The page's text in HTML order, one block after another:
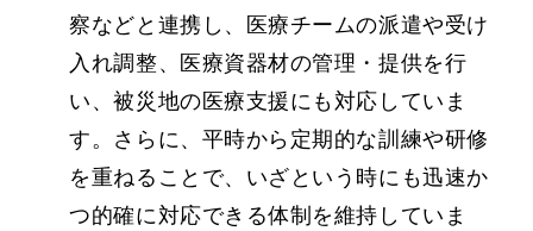
察などと連携し、医療チームの派遣や受け
入れ調整、医療資器材の管理・提供を行
い、被災地の医療支援にも対応していま
す。さらに、平時から定期的な訓練や研修
を重ねることで、いざという時にも迅速か
つ的確に対応できる体制を維持していま